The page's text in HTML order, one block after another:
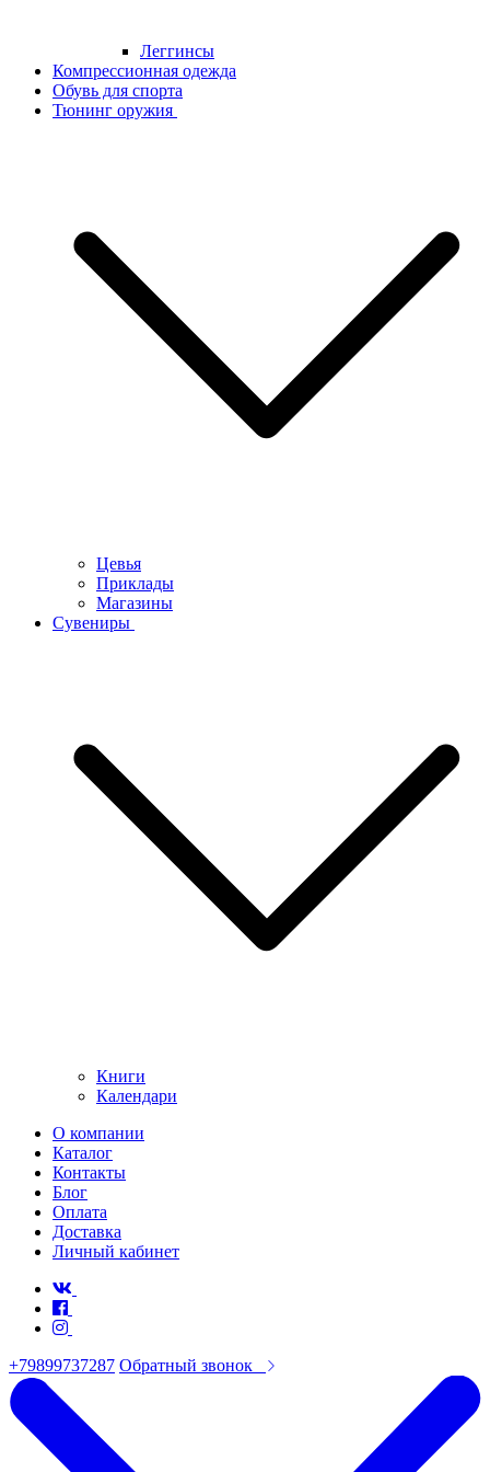
Леггинсы
Компрессионная одежда
Обувь для спорта
Тюнинг оружия
Цевья
Приклады
Магазины
Сувениры
Книги
Календари
О компании
Каталог
Контакты
Блог
Оплата
Доставка
Личный кабинет
+79899737287 Обратный звонок